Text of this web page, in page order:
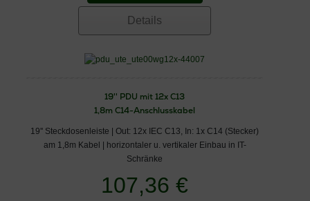
Details
19'' PDU mit 12x C13
1,8m C14-Anschlusskabel
19'' Steckdosenleiste | Out: 12x IEC C13, In: 1x C14 (Stecker)
am 1,8m Kabel | horizontaler u. vertikaler Einbau in IT-
Schränke
107,36 €